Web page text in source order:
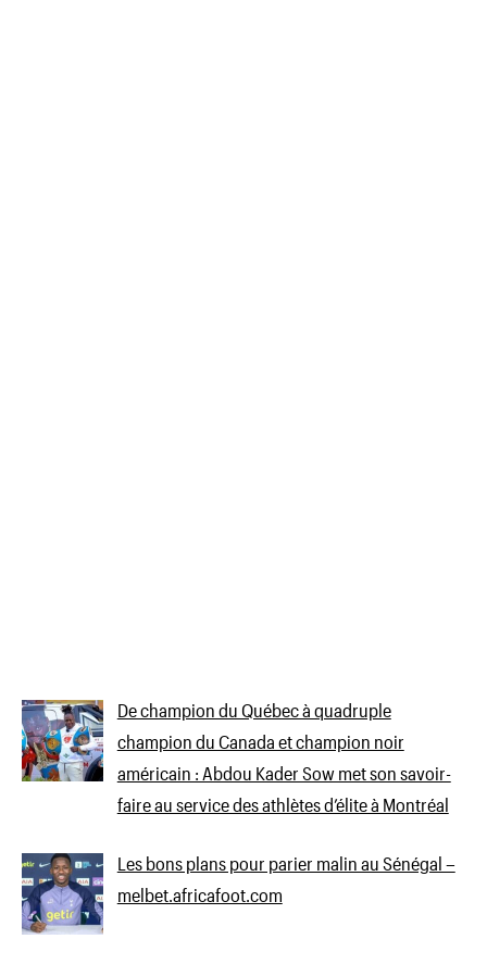
De champion du Québec à quadruple
champion du Canada et champion noir
américain : Abdou Kader Sow met son savoir-
faire au service des athlètes d’élite à Montréal
Les bons plans pour parier malin au Sénégal –
melbet.africafoot.com